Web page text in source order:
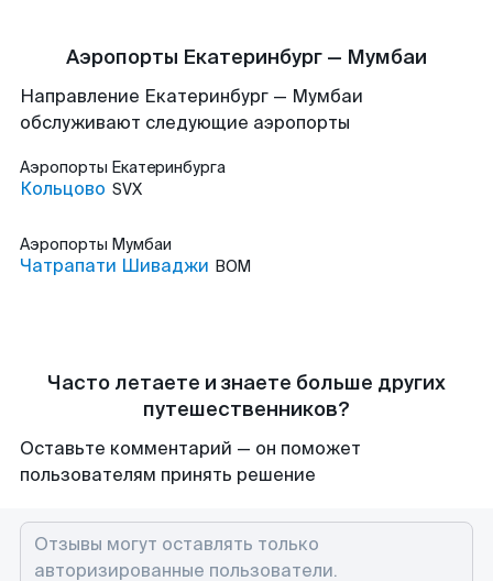
Аэропорты Екатеринбург — Мумбаи
Направление Екатеринбург — Мумбаи
обслуживают следующие аэропорты
Аэропорты Екатеринбурга
Кольцово SVX
Аэропорты Мумбаи
Чатрапати Шиваджи BOM
Часто летаете и знаете больше других
путешественников?
Оставьте комментарий — он поможет
пользователям принять решение